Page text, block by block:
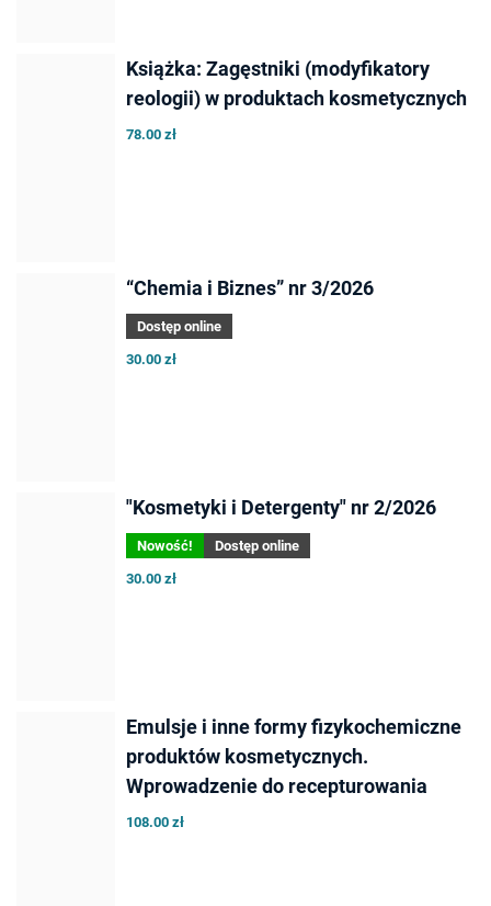
Książka: Zagęstniki (modyfikatory
reologii) w produktach kosmetycznych
78.00 zł
“Chemia i Biznes” nr 3/2026
Dostęp online
30.00 zł
"Kosmetyki i Detergenty" nr 2/2026
Nowość!
Dostęp online
30.00 zł
Emulsje i inne formy fizykochemiczne
produktów kosmetycznych.
Wprowadzenie do recepturowania
108.00 zł